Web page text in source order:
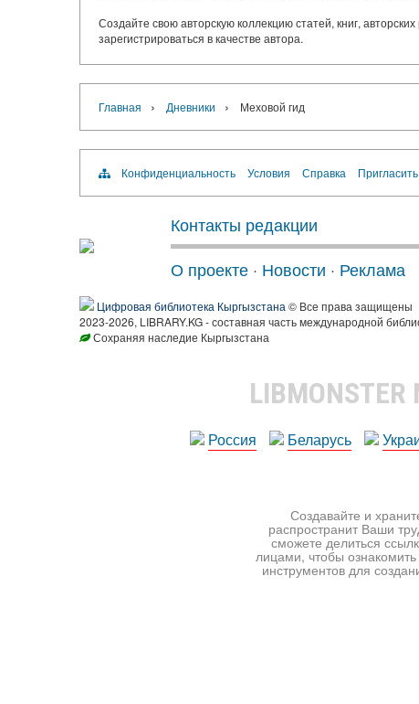
Создайте свою авторскую коллекцию статей, книг,
зарегистрироваться в качестве автора.
Главная › Дневники › Меховой гид
Конфиденциальность Условия Справка
Контакты редакции
О проекте · Новости · Реклама
Цифровая библиотека Кыргызстана © Все права защищены
2023-2026, LIBRARY.KG - составная часть международной
Сохраняя наследие Кыргызстана
LIBMONSTER
Россия Беларусь
Создавайте и
распространит Ваши
сможете делиться
лицами, чтобы
инструментов для